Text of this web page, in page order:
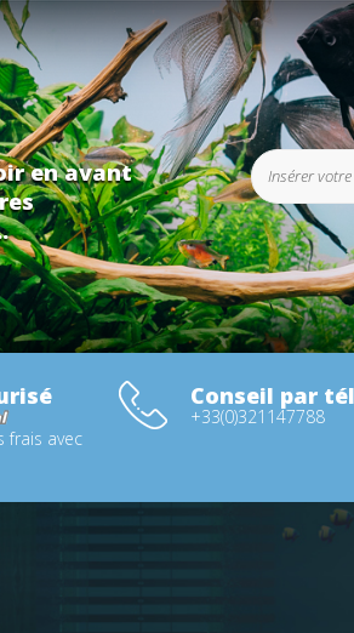
en avant
frais avec
Conseil par
+33(0)321147788